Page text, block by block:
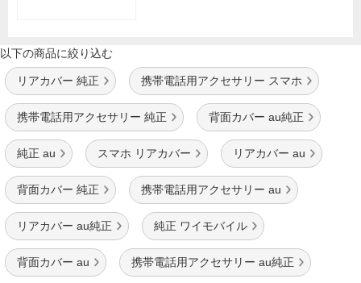
以下の商品に絞り込む
リアカバー 純正 携帯電話用アクセサリー スマホ
携帯電話用アクセサリー 純正 背面カバー au純正
純正 au スマホ リアカバー リアカバー au
背面カバー 純正 携帯電話用アクセサリー au
リアカバー au純正 純正 ワイモバイル
背面カバー au 携帯電話用アクセサリー au純正